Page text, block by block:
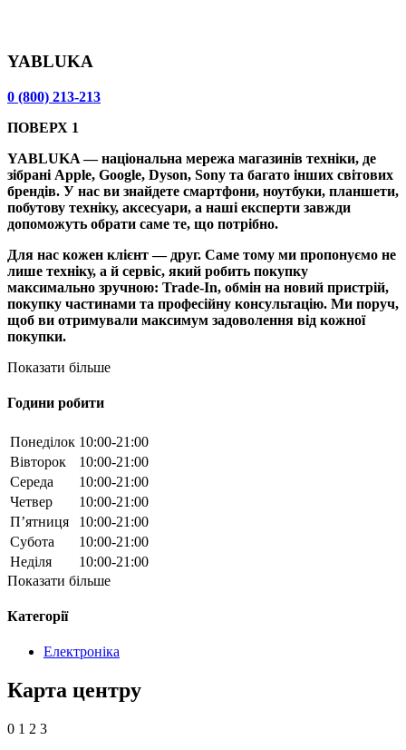
YABLUKA
0 (800) 213-213
ПОВЕРХ 1
YABLUKA — національна мережа магазинів техніки, де
зібрані Apple, Google, Dyson, Sony та багато інших світових
брендів. У нас ви знайдете смартфони, ноутбуки, планшети,
побутову техніку, аксесуари, а наші експерти завжди
допоможуть обрати саме те, що потрібно.
Для нас кожен клієнт — друг. Саме тому ми пропонуємо не
лише техніку, а й сервіс, який робить покупку
максимально зручною: Trade-In, обмін на новий пристрій,
покупку частинами та професійну консультацію. Ми поруч,
щоб ви отримували максимум задоволення від кожної
покупки.
Показати більше
Години робити
Понеділок 10:00-21:00
Вівторок
10:00-21:00
Середа
10:00-21:00
Четвер
10:00-21:00
П’ятниця
10:00-21:00
Субота
10:00-21:00
Неділя
10:00-21:00
Показати більше
Категорії
Електроніка
Карта центру
0 1 2 3